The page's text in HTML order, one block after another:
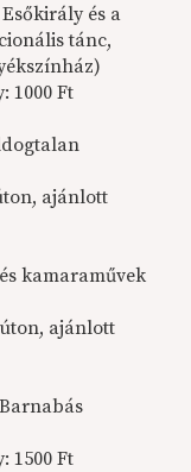
és a
tánc,
1000 Ft
ajánlott
kamaraművek
ajánlott
1500 Ft